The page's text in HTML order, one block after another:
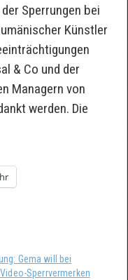
Sperrungen bei
Künstler
& Co und der
Managern von
werden. Die
Gema will bei
Sperrvermerken